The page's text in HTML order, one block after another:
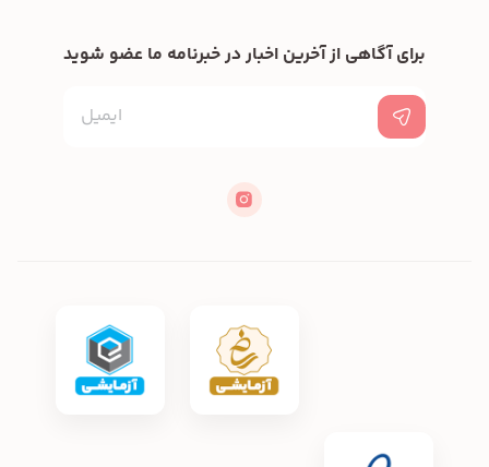
برای آگاهی از آخرین اخبار در خبرنامه ما عضو شوید